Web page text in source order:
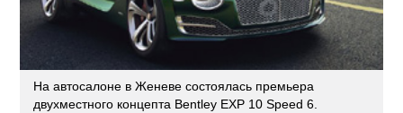
На автосалоне в Женеве состоялась премьера
двухместного концепта Bentley EXP 10 Speed 6.